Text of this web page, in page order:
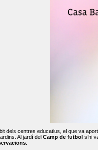
dels centres educatius, el que va
Al jardí del Camp de futbol s’hi